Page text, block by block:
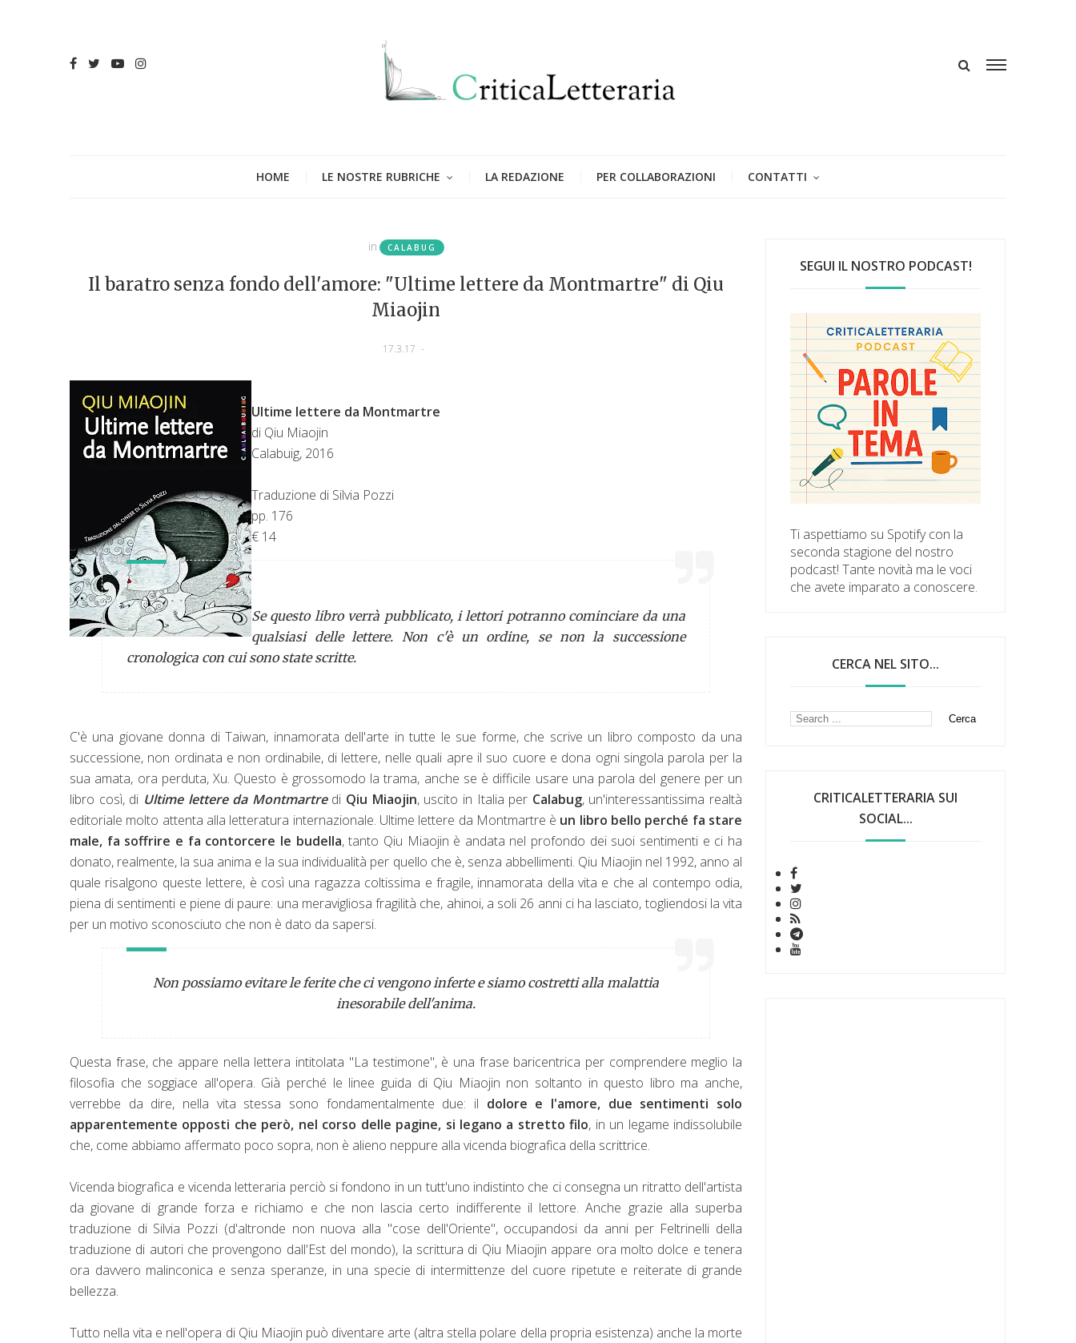
HOME LE NOSTRE RUBRICHE LA REDAZIONE PER COLLABORAZIONI CONTATTI
in CALABUG
Il baratro senza fondo dell'amore: "Ultime lettere da Montmartre" di Qiu
Miaojin
17.3.17 -
Ultime lettere da Montmartre
di Qiu Miaojin
Calabuig, 2016
Traduzione di Silvia Pozzi
pp. 176
€ 14
Se questo libro verrà pubblicato, i lettori potranno cominciare da una
qualsiasi delle lettere. Non c'è un ordine, se non la successione
cronologica con cui sono state scritte.
C'è una giovane donna di Taiwan, innamorata dell'arte in tutte le sue forme, che scrive un libro composto da una
successione, non ordinata e non ordinabile, di lettere, nelle quali apre il suo cuore e dona ogni singola parola per la
sua amata, ora perduta, Xu. Questo è grossomodo la trama, anche se è difficile usare una parola del genere per un
libro così, di Ultime lettere da Montmartredi Qiu Miaojin, uscito in Italia per Calabug, un'interessantissima realtà
editoriale molto attenta alla letteratura internazionale. Ultime lettere da Montmartre è un libro bello perché fa stare
male, fa soffrire e fa contorcere le budella, tanto Qiu Miaojin è andata nel profondo dei suoi sentimenti e ci ha
donato, realmente, la sua anima e la sua individualità per quello che è, senza abbellimenti. Qiu Miaojin nel 1992, anno al
quale risalgono queste lettere, è così una ragazza coltissima e fragile, innamorata della vita e che al contempo odia,
piena di sentimenti e piene di paure: una meravigliosa fragilità che, ahinoi, a soli 26 anni ci ha lasciato, togliendosi la vita
per un motivo sconosciuto che non è dato da sapersi.
Non possiamo evitare le ferite che ci vengono inferte e siamo costretti alla malattia
inesorabile dell'anima.
Questa frase, che appare nella lettera intitolata "La testimone", è una frase baricentrica per comprendere meglio la
filosofia che soggiace all'opera. Già perché le linee guida di Qiu Miaojin non soltanto in questo libro ma anche,
verrebbe da dire, nella vita stessa sono fondamentalmente due: il dolore e l'amore, due sentimenti solo
apparentemente opposti che però, nel corso delle pagine, si legano a stretto filo, in un legame indissolubile
che, come abbiamo affermato poco sopra, non è alieno neppure alla vicenda biografica della scrittrice.
Vicenda biografica e vicenda letteraria perciò si fondono in un tutt'uno indistinto che ci consegna un ritratto dell'artista
da giovane di grande forza e richiamo e che non lascia certo indifferente il lettore. Anche grazie alla superba
traduzione di Silvia Pozzi (d'altronde non nuova alla "cose dell'Oriente", occupandosi da anni per Feltrinelli della
traduzione di autori che provengono dall'Est del mondo), la scrittura di Qiu Miaojin appare ora molto dolce e tenera
ora davvero malinconica e senza speranze, in una specie di intermittenze del cuore ripetute e reiterate di grande
bellezza.
Tutto nella vita e nell'opera di Qiu Miaojin può diventare arte (altra stella polare della propria esistenza) anche la morte
SEGUI IL NOSTRO PODCAST!
Ti aspettiamo su Spotify con la
seconda stagione del nostro
podcast! Tante novità ma le voci
che avete imparato a conoscere.
CERCA NEL SITO...
CRITICALETTERARIA SUI
SOCIAL...